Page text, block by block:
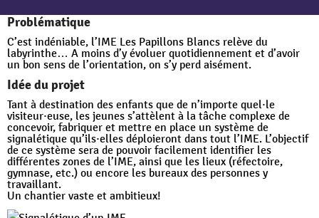
Problématique
C’est indéniable, l’IME Les Papillons Blancs relève du
labyrinthe… A moins d’y évoluer quotidiennement et d’avoir
un bon sens de l’orientation, on s’y perd aisément.
Idée du projet
Tant à destination des enfants que de n’importe quel·le
visiteur·euse, les jeunes s’attèlent à la tâche complexe de
concevoir, fabriquer et mettre en place un système de
signalétique qu’ils·elles déploieront dans tout l’IME. L’objectif
de ce système sera de pouvoir facilement identifier les
différentes zones de l’IME, ainsi que les lieux (réfectoire,
gymnase, etc.) ou encore les bureaux des personnes y
travaillant.
Un chantier vaste et ambitieux!